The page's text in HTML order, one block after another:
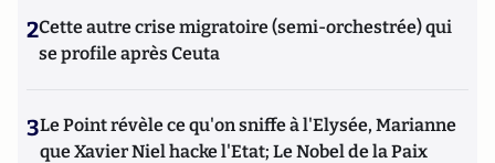
2Cette autre crise migratoire (semi-orchestrée) qui
se profile après Ceuta
3Le Point révèle ce qu'on sniffe à l'Elysée, Marianne
que Xavier Niel hacke l'Etat; Le Nobel de la Paix